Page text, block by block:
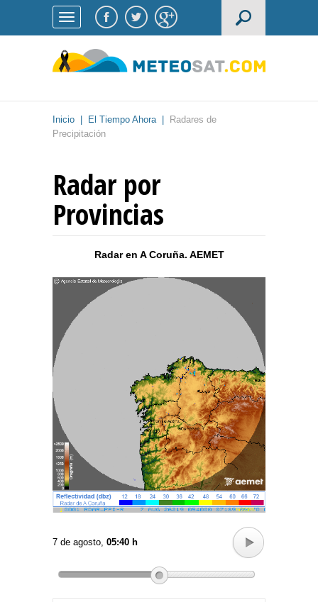
Inicio El Tiempo Ahora
Radares de
Precipitación
Radar por
Provincias
Radar en A Coruña. AEMET
7 de agosto, 05:40 h